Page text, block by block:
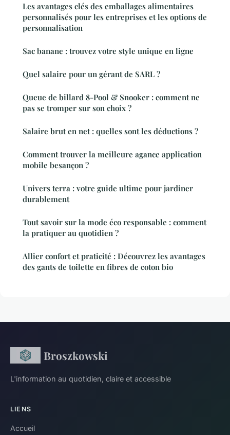
Les avantages clés des emballages alimentaires
personnalisés pour les entreprises et les options de
personnalisation
Sac banane : trouvez votre style unique en ligne
Quel salaire pour un gérant de SARL ?
Queue de billard 8-Pool & Snooker : comment ne
pas se tromper sur son choix ?
Salaire brut en net : quelles sont les déductions ?
Comment trouver la meilleure agance application
mobile besançon ?
Univers terra : votre guide ultime pour jardiner
durablement
Tout savoir sur la mode éco responsable : comment
la pratiquer au quotidien ?
Allier confort et praticité : Découvrez les avantages
des gants de toilette en fibres de coton bio
Broszkowski
L'information au quotidien, claire et accessible
LIENS
Accueil